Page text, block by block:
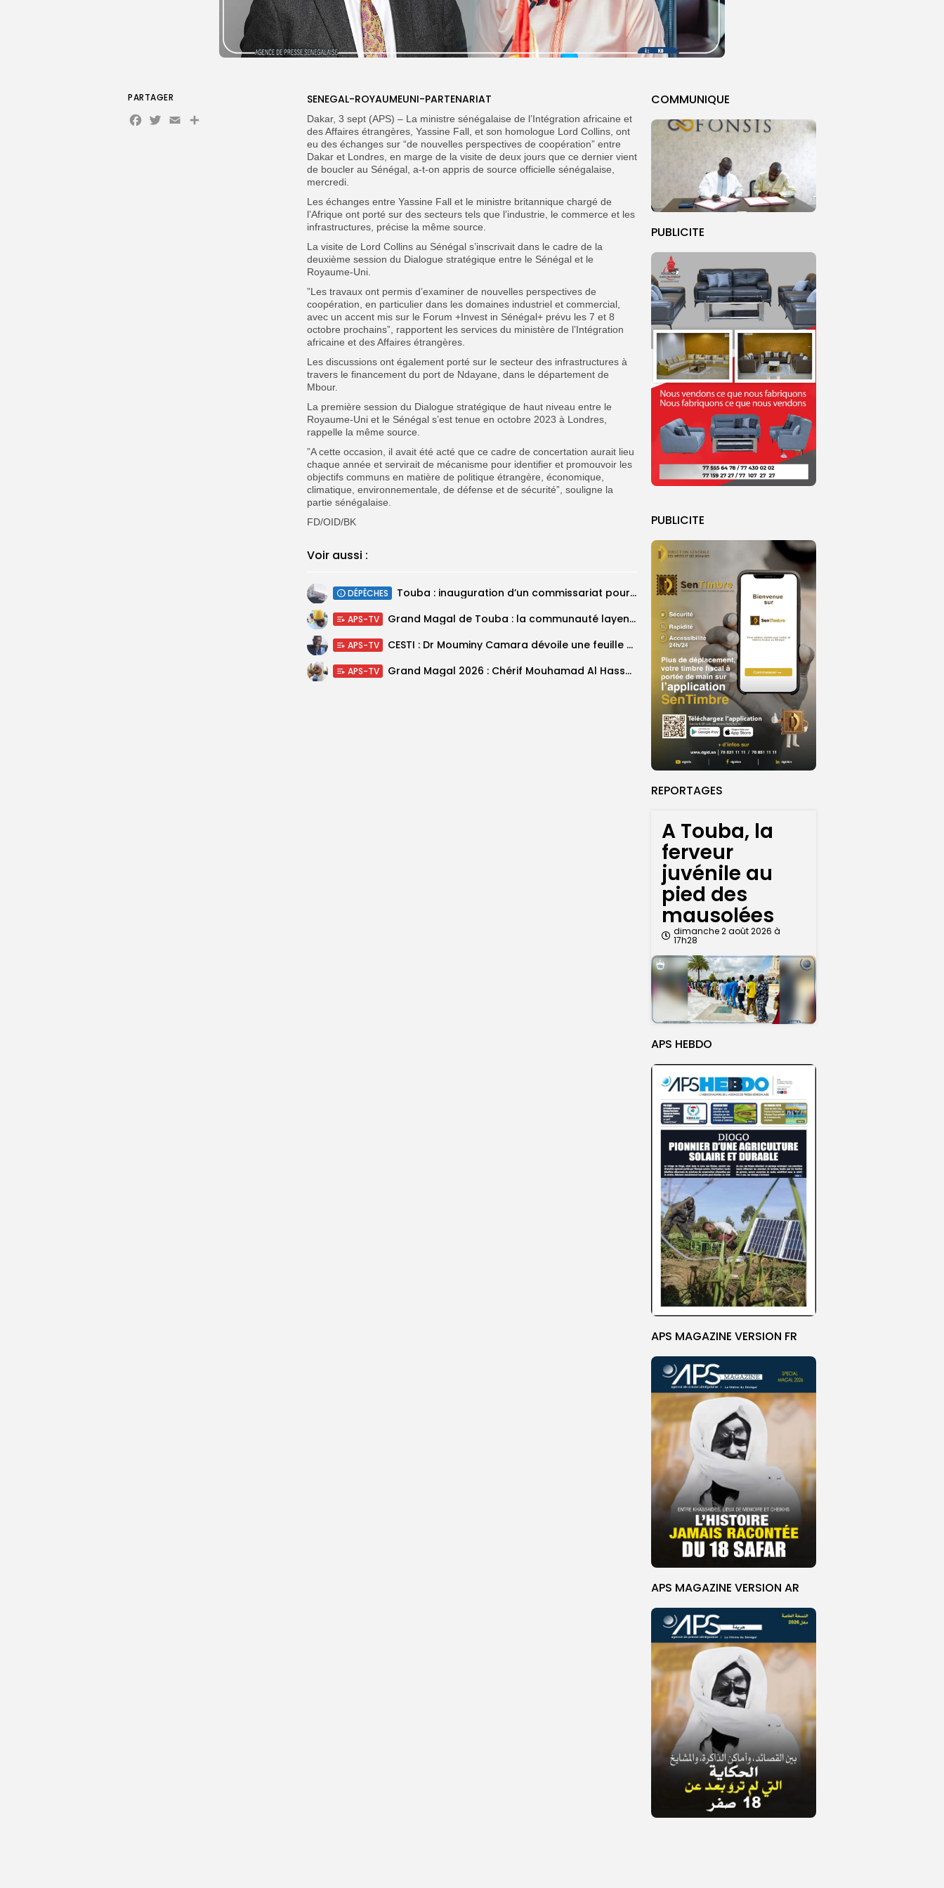
COMMUNIQUE
PUBLICITE
PUBLICITE
REPORTAGES
A Touba, la
ferveur
juvénile au
pied des
mausolées
dimanche 2 août 2026 à
17h28
APS HEBDO
APS MAGAZINE VERSION FR
APS MAGAZINE VERSION AR
SENEGAL-ROYAUMEUNI-PARTENARIAT
Dakar, 3 sept (APS) – La ministre sénégalaise de l’Intégration africaine et
des Affaires étrangères, Yassine Fall, et son homologue Lord Collins, ont
eu des échanges sur “de nouvelles perspectives de coopération” entre
Dakar et Londres, en marge de la visite de deux jours que ce dernier vient
de boucler au Sénégal, a-t-on appris de source officielle sénégalaise,
mercredi.
Les échanges entre Yassine Fall et le ministre britannique chargé de
l’Afrique ont porté sur des secteurs tels que l’industrie, le commerce et les
infrastructures, précise la même source.
La visite de Lord Collins au Sénégal s’inscrivait dans le cadre de la
deuxième session du Dialogue stratégique entre le Sénégal et le
Royaume-Uni.
”Les travaux ont permis d’examiner de nouvelles perspectives de
coopération, en particulier dans les domaines industriel et commercial,
avec un accent mis sur le Forum +Invest in Sénégal+ prévu les 7 et 8
octobre prochains”, rapportent les services du ministère de l’Intégration
africaine et des Affaires étrangères.
Les discussions ont également porté sur le secteur des infrastructures à
travers le financement du port de Ndayane, dans le département de
Mbour.
La première session du Dialogue stratégique de haut niveau entre le
Royaume-Uni et le Sénégal s’est tenue en octobre 2023 à Londres,
rappelle la même source.
”A cette occasion, il avait été acté que ce cadre de concertation aurait lieu
chaque année et servirait de mécanisme pour identifier et promouvoir les
objectifs communs en matière de politique étrangère, économique,
climatique, environnementale, de défense et de sécurité”, souligne la
partie sénégalaise.
FD/OID/BK
Voir aussi :
DÉPÊCHES Touba : inauguration d’un commissariat pour renforcer le dispositif sécuritaire de la...
APS-TV Grand Magal de Touba : la communauté layenne souligne une célébration qui...
APS-TV CESTI : Dr Mouminy Camara dévoile une feuille de route
APS-TV Grand Magal 2026 : Chérif Mouhamad Al Hassani salue un événement porteur...
PARTAGER
Facebook
Twitter
Email